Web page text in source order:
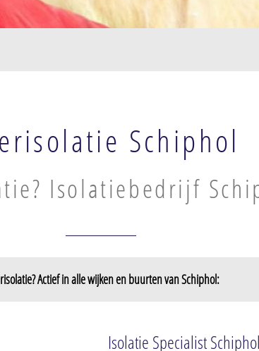
Schiphol
Isolatiebedrijf
Actief in alle wijken en buurten van Schiphol:
Isolatie Specialist Schiphol